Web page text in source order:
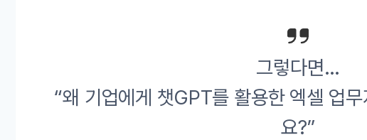
그렇다면…
“왜 기업에게 챗GPT를 활용한 엑셀 업
요?”